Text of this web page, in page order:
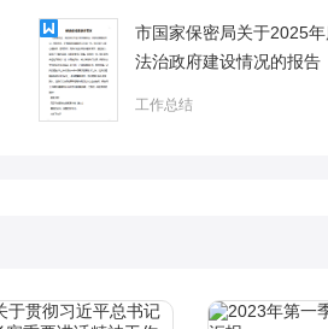
市国家保密局关于2025
法治政府建设情况的报告
工作总结